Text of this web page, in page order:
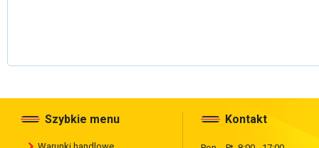
Szybkie menu Kontakt